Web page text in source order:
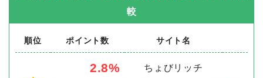
較
順位 ポイント数 サイト名
2.8%
ちょびリッチ